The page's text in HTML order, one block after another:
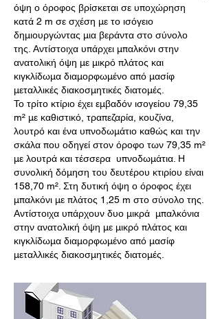
όψη ο όροφος βρίσκεται σε υποχώρηση
κατά 2 m σε σχέση με το ισόγειο
δημιουργώντας μια βεράντα στο σύνολο
της. Αντίστοιχα υπάρχει μπαλκόνι στην
ανατολική όψη με μικρό πλάτος και
κιγκλίδωμα διαμορφωμένο από μασίφ
μεταλλικές διακοσμητικές διατομές.
Το τρίτο κτίριο έχει εμβαδόν ισογείου 79,35
m² με καθιστικό, τραπεζαρία, κουζίνα,
λουτρό και ένα υπνοδωμάτιο καθώς και την
σκάλα που οδηγεί στον όροφο των 79,35 m²
με λουτρά και τέσσερα υπνοδωμάτια. Η
συνολική δόμηση του δευτέρου κτιρίου είναι
158,70 m². Στη δυτική όψη ο όροφος έχει
μπαλκόνι με πλάτος 1,25 m στο σύνολο της.
Αντίστοιχα υπάρχουν δυο μικρά μπαλκόνια
στην ανατολική όψη με μικρό πλάτος και
κιγκλίδωμα διαμορφωμένο από μασίφ
μεταλλικές διακοσμητικές διατομές.